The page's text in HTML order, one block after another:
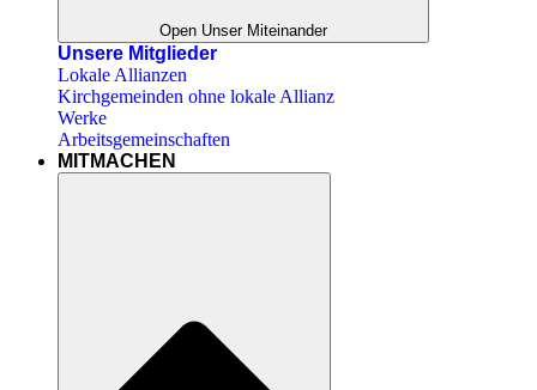
Open Unser Miteinander
Unsere Mitglieder
Lokale Allianzen
Kirchgemeinden ohne lokale Allianz
Werke
Arbeitsgemeinschaften
MITMACHEN